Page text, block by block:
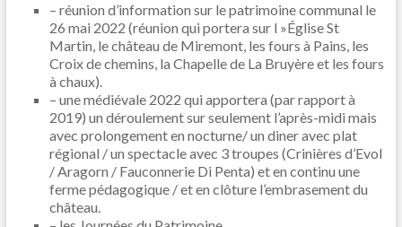
– réunion d’information sur le patrimoine communal le
26 mai 2022 (réunion qui portera sur l »Église St
Martin, le château de Miremont, les fours à Pains, les
Croix de chemins, la Chapelle de La Bruyère et les fours
à chaux).
– une médiévale 2022 qui apportera (par rapport à
2019) un déroulement sur seulement l’après-midi mais
avec prolongement en nocturne/ un diner avec plat
régional / un spectacle avec 3 troupes (Crinières d’Evol
/ Aragorn / Fauconnerie Di Penta) et en continu une
ferme pédagogique / et en clôture l’embrasement du
château.